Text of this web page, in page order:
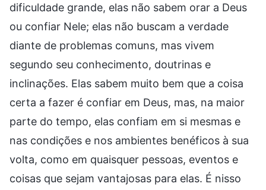
dificuldade grande, elas não sabem orar a Deus
ou confiar Nele; elas não buscam a verdade
diante de problemas comuns, mas vivem
segundo seu conhecimento, doutrinas e
inclinações. Elas sabem muito bem que a coisa
certa a fazer é confiar em Deus, mas, na maior
parte do tempo, elas confiam em si mesmas e
nas condições e nos ambientes benéficos à sua
volta, como em quaisquer pessoas, eventos e
coisas que sejam vantajosas para elas. É nisso